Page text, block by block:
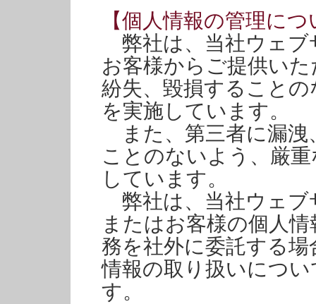
【個人情報の管理に
弊社は、当社ウェブ
お客様からご提供い
紛失、毀損すること
を実施しています。
また、第三者に漏洩
ことのないよう、厳
しています。
弊社は、当社ウェブ
またはお客様の個人
務を社外に委託する
情報の取り扱いにつ
す。